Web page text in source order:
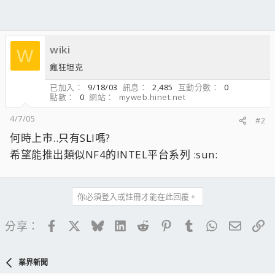
W wiki
瘋狂坦克
已加入
9/18/03 訊息 2,485 互動分數
0
點數
0 網站
myweb.hinet.net
4/7/05
#2
何時上市..只有SLI嗎?
希望能推出類似NF4的INTEL平台系列 :sun:
你必須登入或註冊才能在此回覆。
分享： FacebookBlueskyLinkedIn
Reddit PinterestTumblrWhatsApp
電子
業界新聞